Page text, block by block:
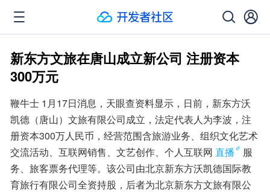
新东方文旅在唐山成立新公司 注册资本
300万元
鞭牛士 1月17日消息，天眼查资料显示，日前，新东方沃
凯德（唐山）文旅有限公司成立，法定代表人为李波，注
册资本300万人民币，经营范围含旅游业务、组织文化艺术
交流活动、互联网销售、文艺创作、个人互联网 直播
服
务、旅客票务代理等。该公司由北京新东方沃凯德国际教
育旅行有限公司全资持股，后者为北京新东方文旅有限公